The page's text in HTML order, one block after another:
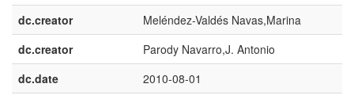
dc.creator
Meléndez-Valdés Navas,Marina
dc.creator
Parody Navarro,J. Antonio
dc.date
2010-08-01